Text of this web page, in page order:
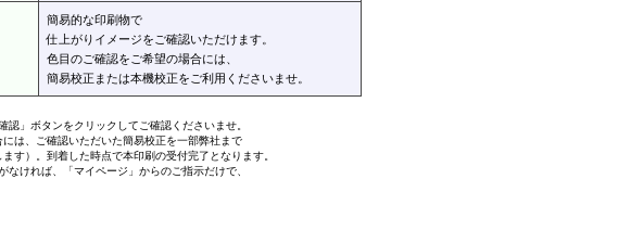
簡易的な印刷物で
仕上がりイメージをご確認いただけます。
色目のご確認をご希望の場合には、
簡易校正または本機校正をご利用くださいませ。
」ボタンをクリックしてご確認くださいませ。
は、ご確認いただいた簡易校正を一部弊社まで
す）。到着した時点で本印刷の受付完了となります。
ければ、「マイページ」からのご指示だけで、